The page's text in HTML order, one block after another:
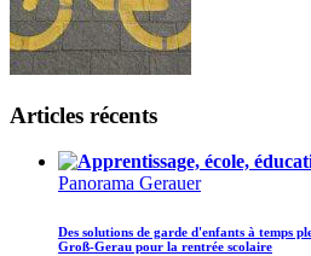
Articles récents
Panorama Gerauer
Des solutions de garde d'enfants à temps
Groß-Gerau pour la rentrée scolaire